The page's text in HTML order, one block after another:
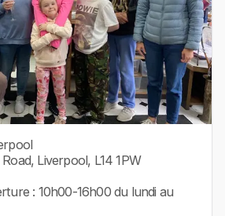
Liverpool, L14 1PW
: 10h00-16h00 du lundi au